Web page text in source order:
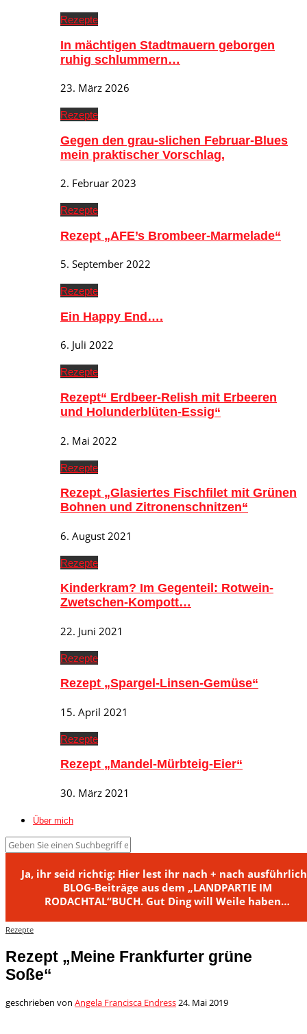
Rezepte
In mächtigen Stadtmauern geborgen
ruhig schlummern…
23. März 2026
Rezepte
Gegen den grau-slichen Februar-Blues
mein praktischer Vorschlag,
2. Februar 2023
Rezepte
Rezept „AFE’s Brombeer-Marmelade“
5. September 2022
Rezepte
Ein Happy End….
6. Juli 2022
Rezepte
Rezept“ Erdbeer-Relish mit Erbeeren
und Holunderblüten-Essig“
2. Mai 2022
Rezepte
Rezept „Glasiertes Fischfilet mit Grünen
Bohnen und Zitronenschnitzen“
6. August 2021
Rezepte
Kinderkram? Im Gegenteil: Rotwein-
Zwetschen-Kompott…
22. Juni 2021
Rezepte
Rezept „Spargel-Linsen-Gemüse“
15. April 2021
Rezepte
Rezept „Mandel-Mürbteig-Eier“
30. März 2021
Über mich
Ja, ihr seid richtig: Hier lest ihr nach + nach
BLOG-Beiträge aus dem „LANDPARTIE IM
RODACHTAL“BUCH. Gut Ding will Weile haben…
Rezepte
Rezept „Meine Frankfurter grüne
Soße“
geschrieben von Angela Francisca Endress24. Mai 2019